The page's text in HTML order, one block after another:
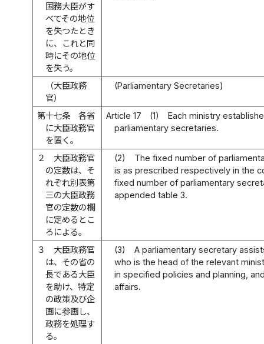
国務大臣がす
べてその地位
を失つたとき
に、これと同
時にその地位
を失う。
（大臣政務
官）
(Parliamentary Secretaries)
第十七条
各省
に大臣政務官
を置く。
Article 17 (1)
Each ministry
parliamentary secretaries.
２
大臣政務官
の定数は、そ
れぞれ別表第
三の大臣政務
官の定数の欄
に定めるとこ
ろによる。
(2)
The fixed number of
is as prescribed respectively in the
fixed number of parliamentary
appended table 3.
３
大臣政務官
は、その省の
長である大臣
を助け、特定
の政策及び企
画に参画し、
政務を処理す
る。
(3)
A parliamentary secretary
who is the head of the relevant
in specified policies and planning,
affairs.